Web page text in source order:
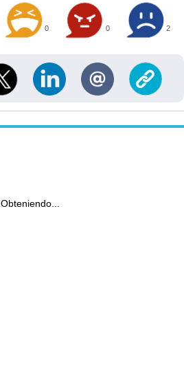
0 0 2
Obteniendo...